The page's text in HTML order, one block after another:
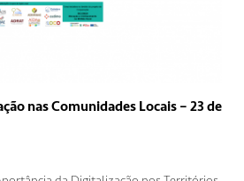
nas Comunidades Locais – 23 de